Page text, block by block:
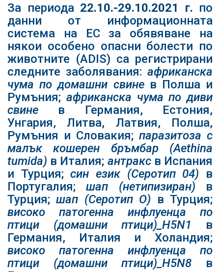
За периода 22.10.-29.10.2021 г. по
данни от информационната
система на ЕС за обявяване на
някои особено опасни болести по
животните (ADIS) са регистрирани
следните заболявания: африканска
чума по домашни свинев Полша и
Румъния; африканска чума по диви
свине в Германия, Естония,
Унгария, Литва, Латвия, Полша,
Румъния и Словакия; паразитоза с
малък кошерен бръмбар (Aethina
tumida) в Италия; антраксв Испания
и Турция;син език (Серотип 04) в
Португалия;шап (нетипизиран) в
Турция;шап (Серотип О) в Турция;
високо патогенна инфлуенца по
птици (домашни птици)_H5N1 в
Германия, Италия и Холандия;
високо патогенна инфлуенца по
птици (домашни птици)_H5N8 в